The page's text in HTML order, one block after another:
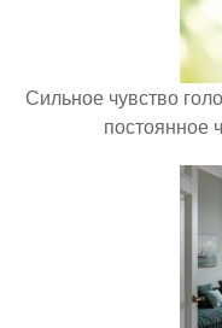
Сильное чувство
постоянное